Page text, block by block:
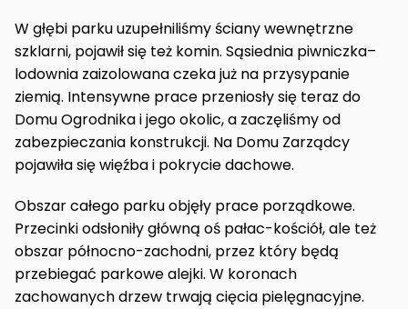
W głębi parku uzupełniliśmy ściany wewnętrzne
szklarni, pojawił się też komin. Sąsiednia piwniczka–
lodownia zaizolowana czeka już na przysypanie
ziemią. Intensywne prace przeniosły się teraz do
Domu Ogrodnika i jego okolic, a zaczęliśmy od
zabezpieczania konstrukcji. Na Domu Zarządcy
pojawiła się więźba i pokrycie dachowe.
Obszar całego parku objęły prace porządkowe.
Przecinki odsłoniły główną oś pałac-kościół, ale też
obszar północno-zachodni, przez który będą
przebiegać parkowe alejki. W koronach
zachowanych drzew trwają cięcia pielęgnacyjne.